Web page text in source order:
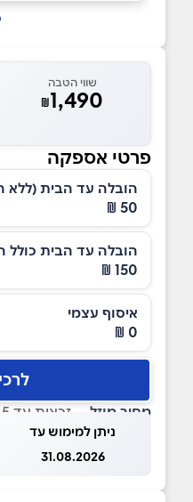
שווי הטבה
₪1,490
פרטי אספקה
הובלה עד הבית (ללא
50 ₪
הובלה עד הבית כולל
150 ₪
איסוף עצמי
0 ₪
מחיר מוזל — זכאות עד 5 שוברים לחודש קלנדרי
ניתן למימוש עד
31.08.2026